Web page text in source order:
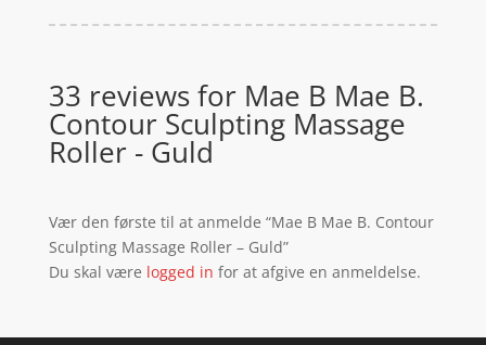
33 reviews for Mae B Mae B.
Contour Sculpting Massage
Roller - Guld
Vær den første til at anmelde “Mae B Mae B. Contour
Sculpting Massage Roller – Guld”
Du skal være logged in for at afgive en anmeldelse.